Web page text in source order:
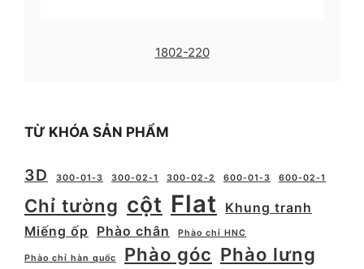
1802-220
TỪ KHÓA SẢN PHẨM
3D 300-01-3 300-02-1 300-02-2 600-01-3 600-02-1
Chỉ tường cột Flat
Khung tranh
Miếng ốp
Phào chân Phào chỉ HNC
Phào chỉ hàn quốc Phào góc Phào lưng